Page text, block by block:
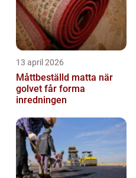
13 april 2026
Måttbeställd matta när
golvet får forma
inredningen